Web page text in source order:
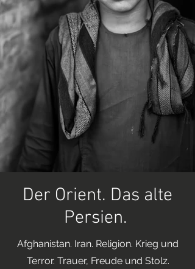
Der Orient. Das alte
Persien.
Afghanistan. Iran. Religion. Krieg und
Terror. Trauer, Freude und Stolz.